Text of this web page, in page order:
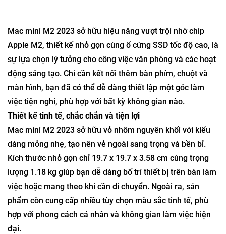
Mac mini M2 2023 sở hữu hiệu năng vượt trội nhờ chip
Apple M2, thiết kế nhỏ gọn cùng ổ cứng SSD tốc độ cao, là
sự lựa chọn lý tưởng cho công việc văn phòng và các hoạt
động sáng tạo. Chỉ cần kết nối thêm bàn phím, chuột và
màn hình, bạn đã có thể dễ dàng thiết lập một góc làm
việc tiện nghi, phù hợp với bất kỳ không gian nào.
Thiết kế tinh tế, chắc chắn và tiện lợi
Mac mini M2 2023 sở hữu vỏ nhôm nguyên khối với kiểu
dáng mỏng nhẹ, tạo nên vẻ ngoài sang trọng và bền bỉ.
Kích thước nhỏ gọn chỉ 19.7 x 19.7 x 3.58 cm cùng trọng
lượng 1.18 kg giúp bạn dễ dàng bố trí thiết bị trên bàn làm
việc hoặc mang theo khi cần di chuyển. Ngoài ra, sản
phẩm còn cung cấp nhiều tùy chọn màu sắc tinh tế, phù
hợp với phong cách cá nhân và không gian làm việc hiện
đại.